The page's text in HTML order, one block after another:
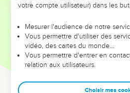
leur foi ou leur vision. Mais on voit
et les saisons difficiles qu'ils ont
sont elles qui les ont
Dans cette conférence, leaders,
clés pour avancer avec plus de
votre compte utilisateur) dans les
Mesurer l'audience de notre
Vous permettre d'utiliser des
vidéo, des cartes du monde…
Vous permettre d'entrer en
relation aux utilisateurs.
Choisir mes